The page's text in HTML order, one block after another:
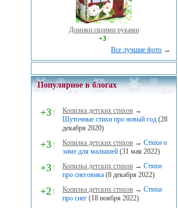
Домики своими руками
+3↑
Все лучшие фото →
Популярное в блогах
+3↑ Копилка детских стихов →
Шуточные стихи про новый год (28
декабря 2020)
+3↑ Копилка детских стихов → Стихи о
зиме для малышей (31 мая 2022)
+3↑ Копилка детских стихов → Стихи
про снеговика (8 декабря 2022)
+2↑ Копилка детских стихов → Стихи
про снег (18 ноября 2022)